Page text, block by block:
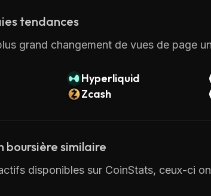
tendances
grand changement de vues de page
Hyperliquid
Zcash
boursière similaire
disponibles sur CoinStats, ceux-ci